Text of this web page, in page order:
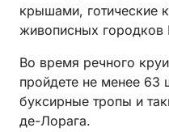
крышами, готические
живописных
Во время речного
пройдете не менее 63
буксирные тропы и
де-Лорага.